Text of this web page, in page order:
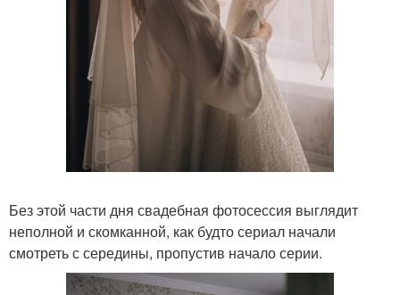
Без этой части дня свадебная фотосессия выглядит
неполной и скомканной, как будто сериал начали
смотреть с середины, пропустив начало серии.